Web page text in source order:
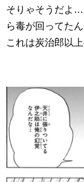
そりゃそうだよ
ら毒が回ってた
これは炭治郎以